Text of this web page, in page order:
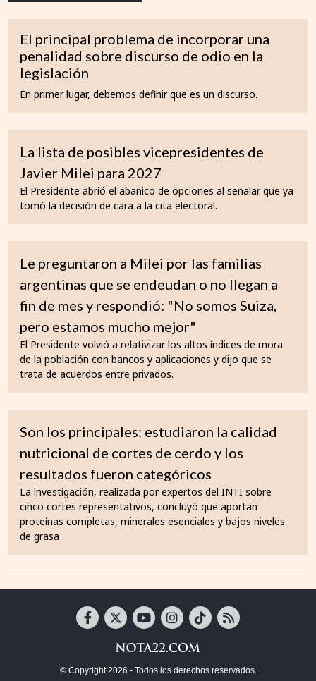
El principal problema de incorporar una
penalidad sobre discurso de odio en la
legislación
En primer lugar, debemos definir que es un discurso.
La lista de posibles vicepresidentes de
Javier Milei para 2027
El Presidente abrió el abanico de opciones al señalar que ya
tomó la decisión de cara a la cita electoral.
Le preguntaron a Milei por las familias
argentinas que se endeudan o no llegan a
fin de mes y respondió: "No somos Suiza,
pero estamos mucho mejor"
El Presidente volvió a relativizar los altos índices de mora
de la población con bancos y aplicaciones y dijo que se
trata de acuerdos entre privados.
Son los principales: estudiaron la calidad
nutricional de cortes de cerdo y los
resultados fueron categóricos
La investigación, realizada por expertos del INTI sobre
cinco cortes representativos, concluyó que aportan
proteínas completas, minerales esenciales y bajos niveles
de grasa
© Copyright 2026 - Todos los derechos reservados.